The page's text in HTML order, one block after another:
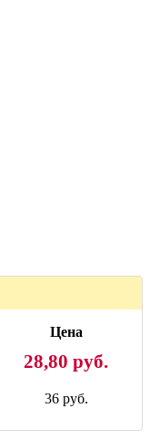
Цена
28,80 руб.
36 руб.